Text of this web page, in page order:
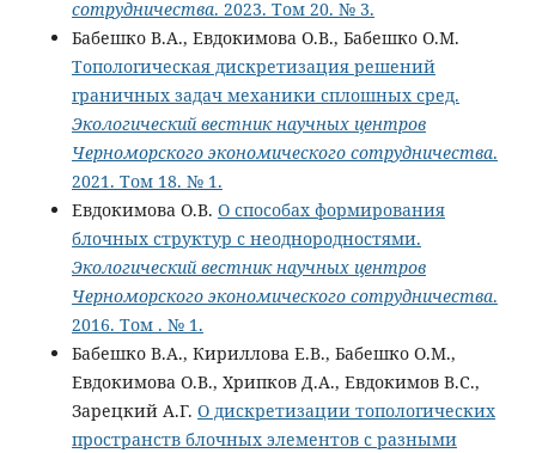
сотрудничества. 2023. Том 20. № 3.
Бабешко В.А., Евдокимова О.В., Бабешко О.М.
Топологическая дискретизация решений
граничных задач механики сплошных сред.
Экологический вестник научных центров
Черноморского экономического сотрудничества.
2021. Том 18. № 1.
Евдокимова О.В. О способах формирования
блочных структур с неоднородностями.
Экологический вестник научных центров
Черноморского экономического сотрудничества.
2016. Том . № 1.
Бабешко В.А., Кириллова Е.В., Бабешко О.М.,
Евдокимова О.В., Хрипков Д.А., Евдокимов В.С.,
Зарецкий А.Г. О дискретизации топологических
пространств блочных элементов с разными